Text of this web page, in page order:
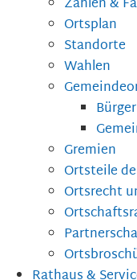
Ortsplan
Standorte
Wahlen
Gremien
Ortsteile
Ortsrecht